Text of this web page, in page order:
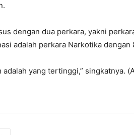
dengan dua perkara, yakni
adalah perkara Narkotika dengan
adalah yang tertinggi,” singkatnya.